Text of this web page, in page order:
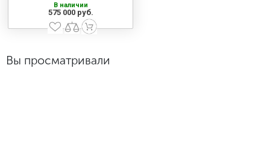
В наличии
575 000 руб.
Вы просматривали